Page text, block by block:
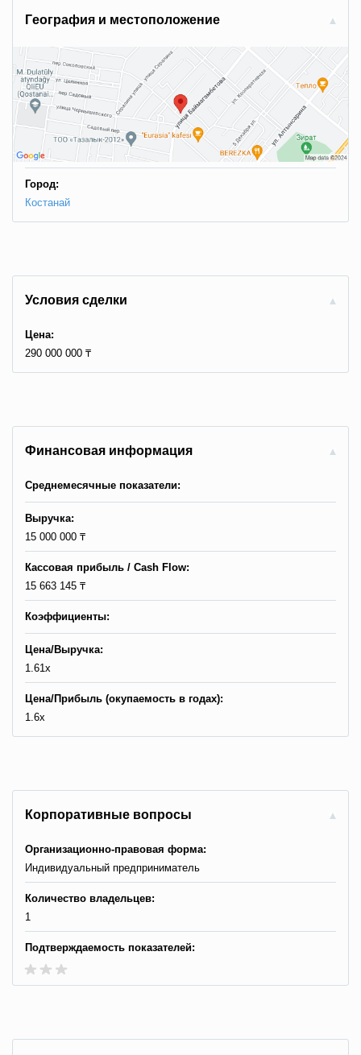
Гeoгpaфия и мecтoпoлoжeниe
Город:
Костанай
Условия сделки
Цена:
290 000 000 ₸
Финансовая информация
Среднемесячные показатели:
Выручка:
15 000 000 ₸
Кассовая прибыль / Сash Flow:
15 663 145 ₸
Коэффициенты:
Цена/Выручка:
1.61x
Цена/Прибыль (окупаемость в годах):
1.6x
Корпоративные вопросы
Организационно-правовая форма:
Индивидуальный предприниматель
Количество владельцев:
1
Подтверждаемость показателей: